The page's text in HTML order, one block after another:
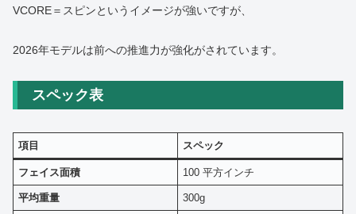
VCORE＝スピンというイメージが強いですが、
2026年モデルは前への推進力が強化がされています。
スペック表
項目 スペック
フェイス面積 100 平方インチ
平均重量 300g